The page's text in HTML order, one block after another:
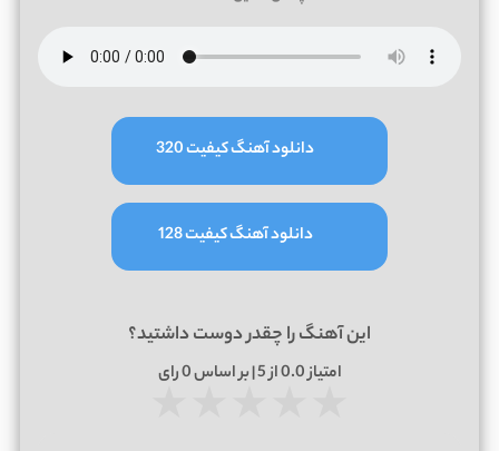
دانلود آهنگ کیفیت 320
دانلود آهنگ کیفیت 128
این آهنگ را چقدر دوست داشتید؟
امتیاز0.0از 5 | بر اساس 0رای